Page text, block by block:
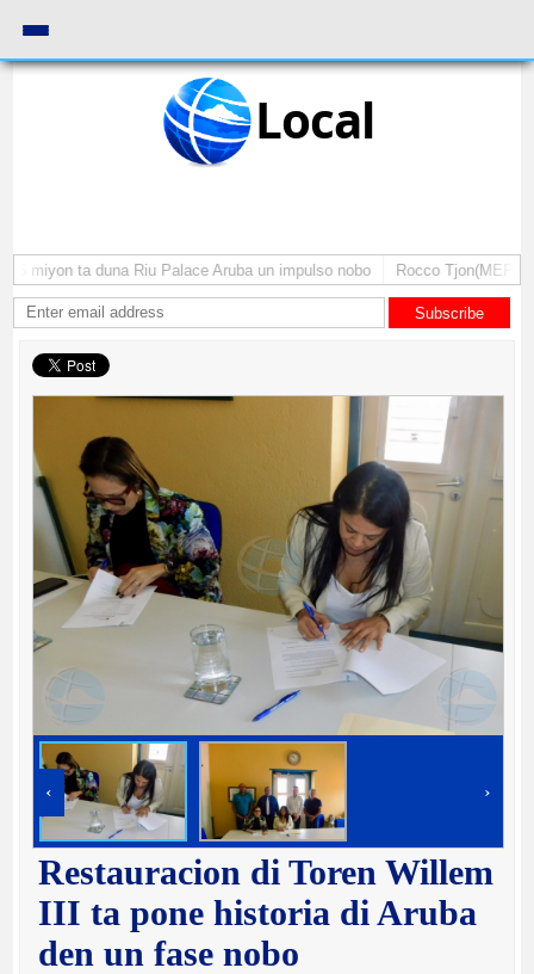
Local
miyon ta duna Riu Palace Aruba un impulso nobo Rocco Tjon(MEP):
Subscribe
‹ ›
Restauracion di Toren Willem
III ta pone historia di Aruba
den un fase nobo